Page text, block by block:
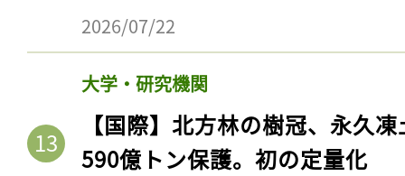
2026/07/22
大学・研究機関
【国際】北方林の樹冠、永久
590億トン保護。初の定量化
記事をお気に入りに
ログインが必